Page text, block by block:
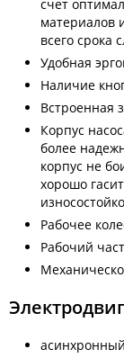
счет
материалов
всего срока
Удобная
Наличие
Встроенная
Корпус
более
корпус не
хорошо
Рабочее
Рабочий